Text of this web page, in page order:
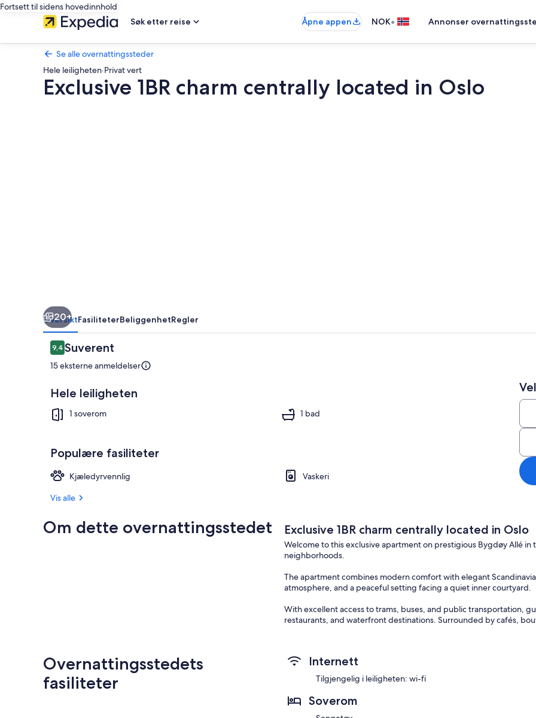
Fortsett til sidens hovedinnhold
Søk etter reise
Åpne appen NOK• Annonser
Se alle overnattingssteder
Hele leiligheten·Privat vert
Exclusive 1BR charm centrally located in Oslo
Overnattingsstedets uteområder
20+
OversiktFasiliteterBeliggenhetRegler
Anmeldelser
9,49,4 av 10 –
Suverent
15 eksterne anmeldelser
Hele leiligheten
1 soverom 1 bad
Populære fasiliteter
Kjæledyrvennlig
Vaskeri
Vis alle
Om dette overnattingsstedet Exclusive 1BR charm centrally located in Oslo
Welcome to this exclusive apartment on prestigious Bygdøy Allé
neighborhoods.
The apartment combines modern comfort with elegant
atmosphere, and a peaceful setting facing a quiet inner courtyard.
With excellent access to trams, buses, and public transportation,
restaurants, and waterfront destinations. Surrounded by cafés,
Overnattingsstedets
fasiliteter
Internett
Tilgjengelig i leiligheten: wi-fi
Soverom